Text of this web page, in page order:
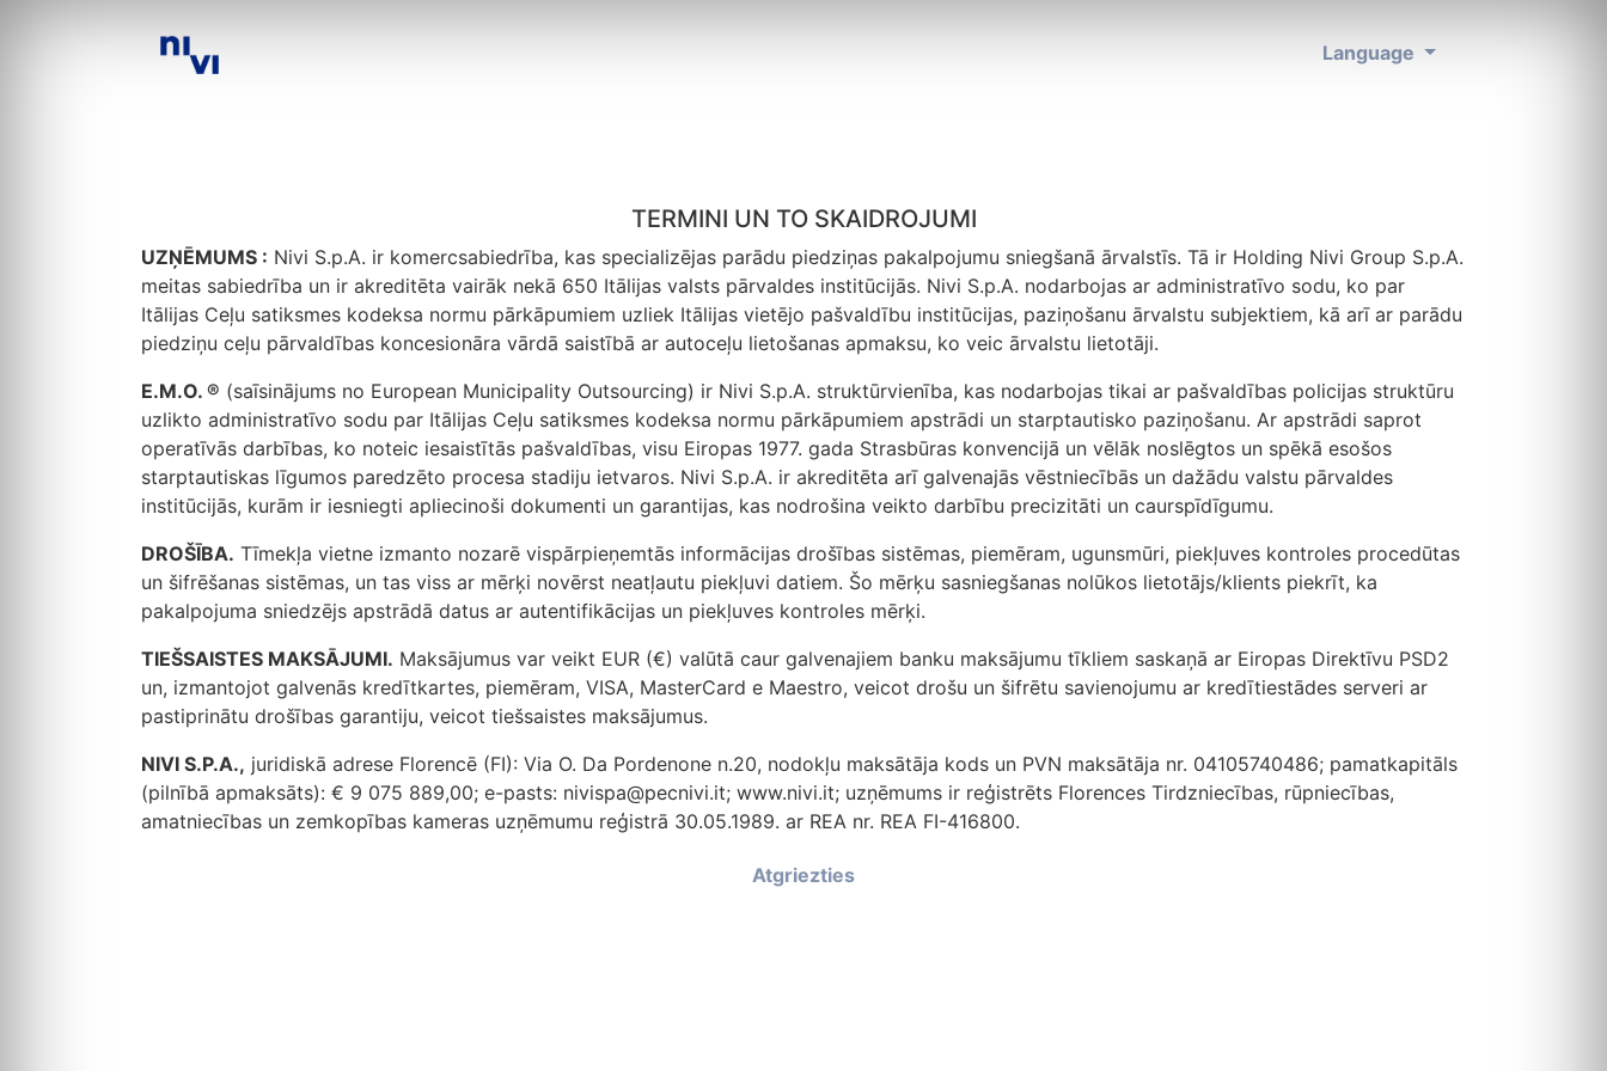
Language
TERMINI UN TO SKAIDROJUMI
UZŅĒMUMS : Nivi S.p.A. ir komercsabiedrība, kas specializējas parādu piedziņas pakalpojumu sniegšanā ārvalstīs. Tā ir Holding Nivi Group S.p.A.
meitas sabiedrība un ir akreditēta vairāk nekā 650 Itālijas valsts pārvaldes institūcijās. Nivi S.p.A. nodarbojas ar administratīvo sodu, ko par
Itālijas Ceļu satiksmes kodeksa normu pārkāpumiem uzliek Itālijas vietējo pašvaldību institūcijas, paziņošanu ārvalstu subjektiem, kā arī ar parādu
piedziņu ceļu pārvaldības koncesionāra vārdā saistībā ar autoceļu lietošanas apmaksu, ko veic ārvalstu lietotāji.
E.M.O. ® (saīsinājums no European Municipality Outsourcing) ir Nivi S.p.A. struktūrvienība, kas nodarbojas tikai ar pašvaldības policijas struktūru
uzlikto administratīvo sodu par Itālijas Ceļu satiksmes kodeksa normu pārkāpumiem apstrādi un starptautisko paziņošanu. Ar apstrādi saprot
operatīvās darbības, ko noteic iesaistītās pašvaldības, visu Eiropas 1977. gada Strasbūras konvencijā un vēlāk noslēgtos un spēkā esošos
starptautiskas līgumos paredzēto procesa stadiju ietvaros. Nivi S.p.A. ir akreditēta arī galvenajās vēstniecībās un dažādu valstu pārvaldes
institūcijās, kurām ir iesniegti apliecinoši dokumenti un garantijas, kas nodrošina veikto darbību precizitāti un caurspīdīgumu.
DROŠĪBA. Tīmekļa vietne izmanto nozarē vispārpieņemtās informācijas drošības sistēmas, piemēram, ugunsmūri, piekļuves kontroles procedūtas
un šifrēšanas sistēmas, un tas viss ar mērķi novērst neatļautu piekļuvi datiem. Šo mērķu sasniegšanas nolūkos lietotājs/klients piekrīt, ka
pakalpojuma sniedzējs apstrādā datus ar autentifikācijas un piekļuves kontroles mērķi.
TIEŠSAISTES MAKSĀJUMI. Maksājumus var veikt EUR (€) valūtā caur galvenajiem banku maksājumu tīkliem saskaņā ar Eiropas Direktīvu PSD2
un, izmantojot galvenās kredītkartes, piemēram, VISA, MasterCard e Maestro, veicot drošu un šifrētu savienojumu ar kredītiestādes serveri ar
pastiprinātu drošības garantiju, veicot tiešsaistes maksājumus.
NIVI S.P.A., juridiskā adrese Florencē (FI): Via O. Da Pordenone n.20, nodokļu maksātāja kods un PVN maksātāja nr. 04105740486; pamatkapitāls
(pilnībā apmaksāts): € 9 075 889,00; e-pasts: nivispa@pecnivi.it; www.nivi.it; uzņēmums ir reģistrēts Florences Tirdzniecības, rūpniecības,
amatniecības un zemkopības kameras uzņēmumu reģistrā 30.05.1989. ar REA nr. REA FI-416800.
Atgriezties